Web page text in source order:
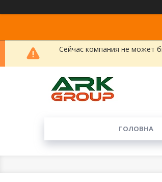
Сейчас компания не может
ГОЛОВНА